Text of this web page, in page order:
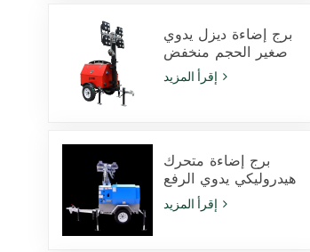
برج إضاءة ديزل يدوي
صغير الحجم منخفض
مصابيح هاليد معدنية
برج إضاءة متحرك
هيدروليكي يدوي الرفع
بارتفاع 9 أمتار مزود
بمصابيح LED ومصابيح